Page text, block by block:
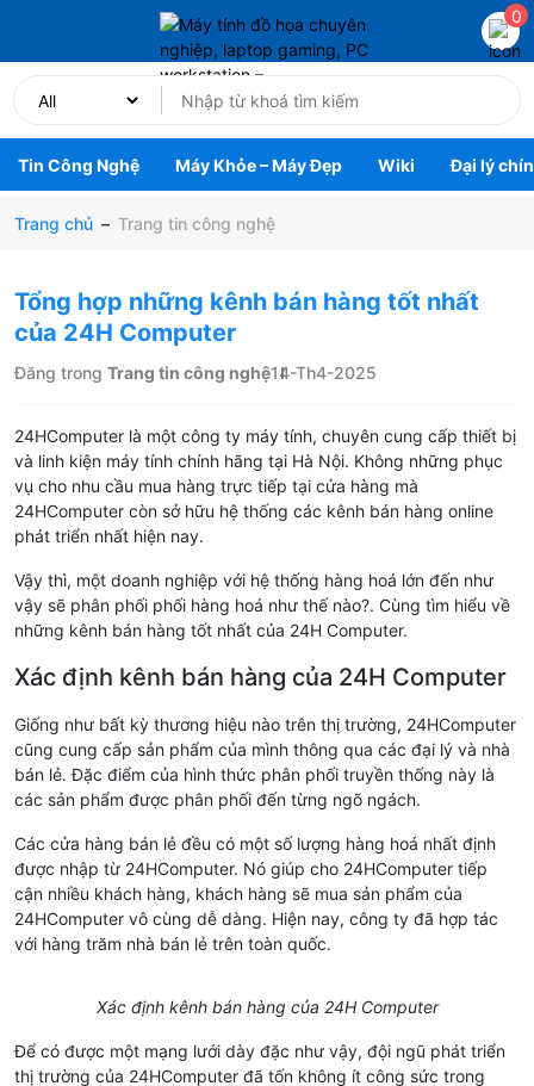
0
Tin Công Nghệ Máy Khỏe – Máy Đẹp Wiki Đại lý
Trang chủ – Trang tin công nghệ
Tổng hợp những kênh bán hàng tốt nhất
của 24H Computer
Đăng trong Trang tin công nghệ14-Th4-2025
24HComputer là một công ty máy tính, chuyên cung cấp thiết bị
và linh kiện máy tính chính hãng tại Hà Nội. Không những phục
vụ cho nhu cầu mua hàng trực tiếp tại cửa hàng mà
24HComputer còn sở hữu hệ thống các kênh bán hàng online
phát triển nhất hiện nay.
Vậy thì, một doanh nghiệp với hệ thống hàng hoá lớn đến như
vậy sẽ phân phối phối hàng hoá như thế nào?. Cùng tìm hiểu về
những kênh bán hàng tốt nhất của 24H Computer.
Xác định kênh bán hàng của 24H Computer
Giống như bất kỳ thương hiệu nào trên thị trường, 24HComputer
cũng cung cấp sản phẩm của mình thông qua các đại lý và nhà
bán lẻ. Đặc điểm của hình thức phân phối truyền thống này là
các sản phẩm được phân phối đến từng ngõ ngách.
Các cửa hàng bán lẻ đều có một số lượng hàng hoá nhất định
được nhập từ 24HComputer. Nó giúp cho 24HComputer tiếp
cận nhiều khách hàng, khách hàng sẽ mua sản phẩm của
24HComputer vô cùng dễ dàng. Hiện nay, công ty đã hợp tác
với hàng trăm nhà bán lẻ trên toàn quốc.
Xác định kênh bán hàng của 24H Computer
Để có được một mạng lưới dày đặc như vậy, đội ngũ phát triển
thị trường của 24HComputer đã tốn không ít công sức trong